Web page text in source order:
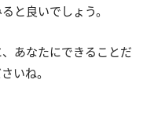
と良いでしょう。
あなたにできることだ
いね。